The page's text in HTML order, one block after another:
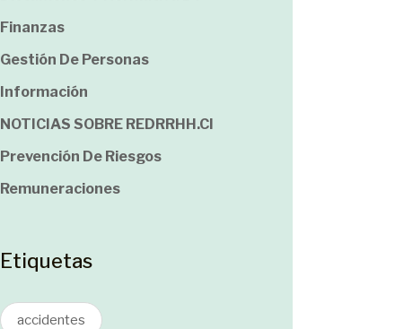
Finanzas
Gestión De Personas
Información
NOTICIAS SOBRE REDRRHH.cl
Prevención De Riesgos
Remuneraciones
Etiquetas
accidentes